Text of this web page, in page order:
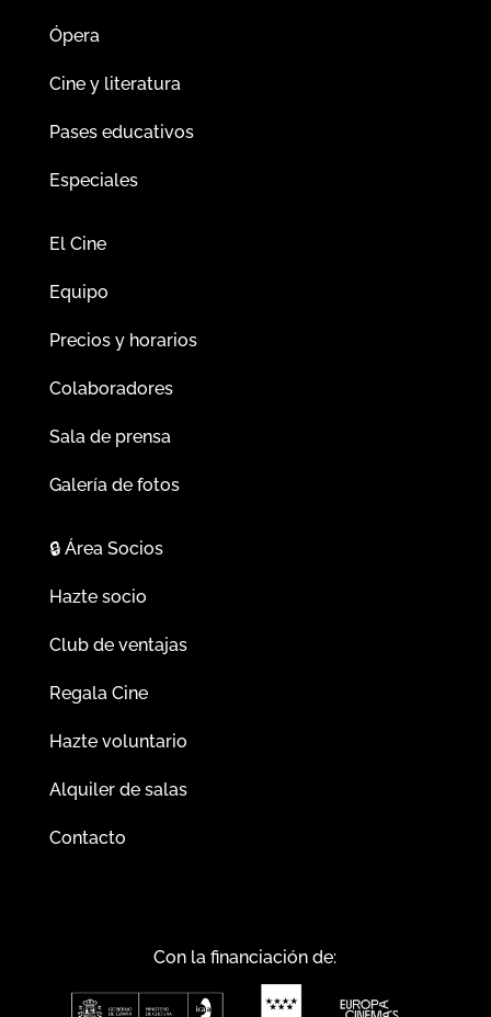
Ópera
Cine y literatura
Pases educativos
Especiales
El Cine
Equipo
Precios y horarios
Colaboradores
Sala de prensa
Galería de fotos
🔒Área Socios
Hazte socio
Club de ventajas
Regala Cine
Hazte voluntario
Alquiler de salas
Contacto
Con la financiación de: